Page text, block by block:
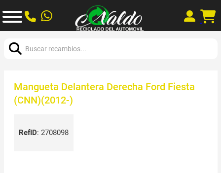
Mangueta Delantera Derecha Ford Fiesta
(CNN)(2012-)
RefID: 2708098